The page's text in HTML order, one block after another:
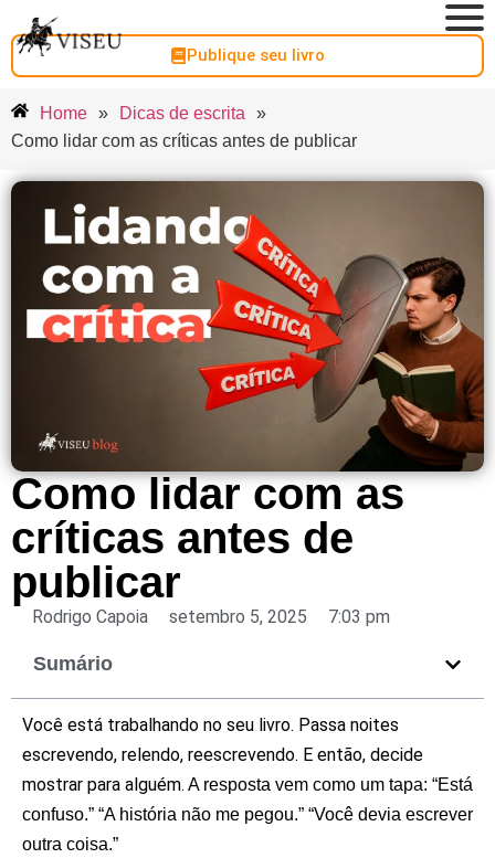
Publique seu livro
Home » Dicas de escrita
»
Como lidar com as críticas antes de publicar
Como lidar com as
críticas antes de
publicar
Rodrigo Capoia setembro 5, 2025 7:03 pm
Sumário
Você está trabalhando no seu livro. Passa noites
escrevendo, relendo, reescrevendo. E então, decide
mostrar para alguém. A resposta vem como um tapa: “Está
confuso.” “A história não me pegou.” “Você devia escrever
outra coisa.”